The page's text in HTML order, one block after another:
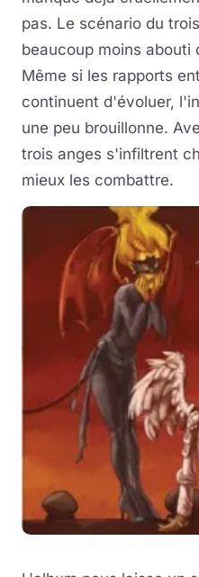
pas. Le scénario du
beaucoup moins abouti
Même si les rapports
continuent d'évoluer,
une peu brouillonne.
trois anges s'infiltrent
mieux les combattre.